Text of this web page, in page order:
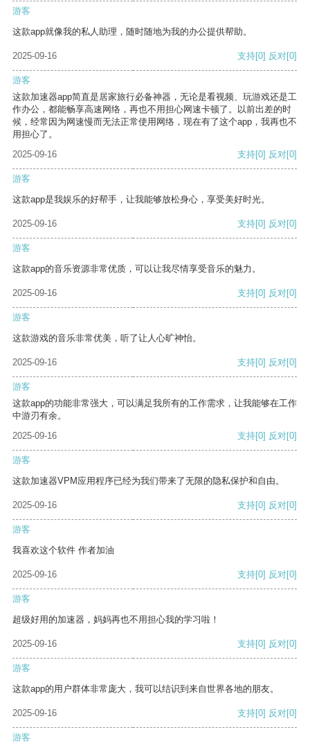
游客
这款app就像我的私人助理，随时随地为我的办公提供帮助。
2025-09-16 支持[0] 反对[0]
游客
这款加速器app简直是居家旅行必备神器，无论是看视频、玩游戏还是工
作办公，都能畅享高速网络，再也不用担心网速卡顿了。以前出差的时
候，经常因为网速慢而无法正常使用网络，现在有了这个app，我再也不
用担心了。
2025-09-16
支持[0] 反对[0]
游客
这款app是我娱乐的好帮手，让我能够放松身心，享受美好时光。
2025-09-16 支持[0] 反对[0]
游客
这款app的音乐资源非常优质，可以让我尽情享受音乐的魅力。
2025-09-16 支持[0] 反对[0]
游客
这款游戏的音乐非常优美，听了让人心旷神怡。
2025-09-16 支持[0] 反对[0]
游客
这款app的功能非常强大，可以满足我所有的工作需求，让我能够在工作
中游刃有余。
2025-09-16
支持[0] 反对[0]
游客
这款加速器VPM应用程序已经为我们带来了无限的隐私保护和自由。
2025-09-16 支持[0] 反对[0]
游客
我喜欢这个软件 作者加油
2025-09-16 支持[0] 反对[0]
游客
超级好用的加速器，妈妈再也不用担心我的学习啦！
2025-09-16 支持[0] 反对[0]
游客
这款app的用户群体非常庞大，我可以结识到来自世界各地的朋友。
2025-09-16 支持[0] 反对[0]
游客